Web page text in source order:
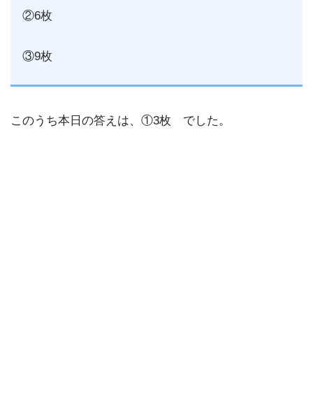
②6枚
③9枚
このうち本日の答えは、①3枚 でした。